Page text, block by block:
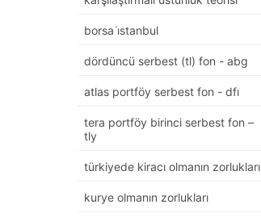
borsa i̇stanbul
dördüncü serbest (tl) fon - abg
atlas portföy serbest fon - dfı
tera portföy birinci serbest fon –
tly
türkiyede kiracı olmanın zorlukları
kurye olmanın zorlukları